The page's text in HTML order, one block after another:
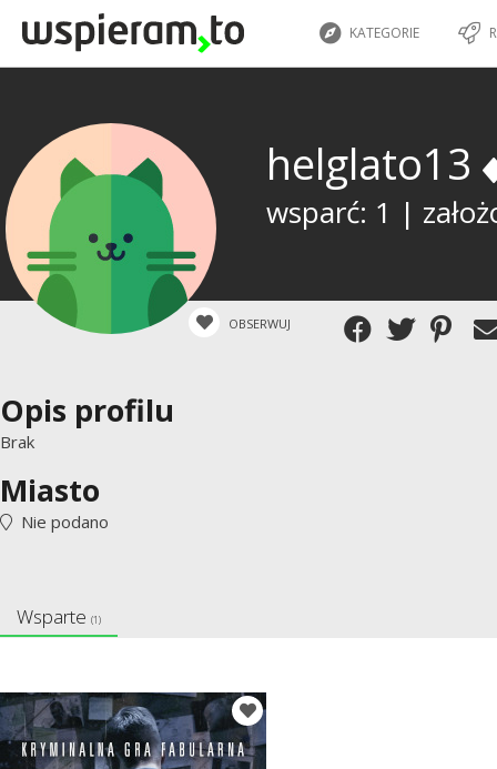
KATEGORIE
helglato13
wsparć: 1 |
OBSERWUJ
Opis profilu
Brak
Miasto
Nie podano
Wsparte (1)